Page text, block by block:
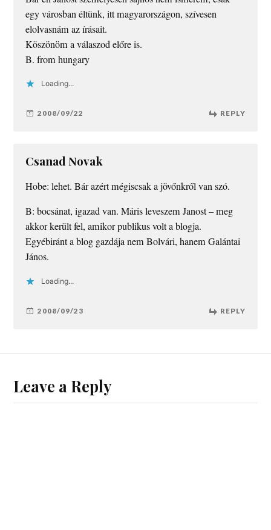
egy városban éltünk, itt magyarországon, szívesen
elolvasnám az írásait.
Köszönöm a válaszod előre is.
B. from hungary
Loading...
2008/09/22 REPLY
Csanad Novak
Hobe: lehet. Bár azért mégiscsak a jövőnkről van szó.
B: bocsánat, igazad van. Máris leveszem Janost – meg
akkor került fel, amikor publikus volt a blogja.
Egyébiránt a blog gazdája nem Bolvári, hanem Galántai
János.
Loading...
2008/09/23 REPLY
Leave a Reply